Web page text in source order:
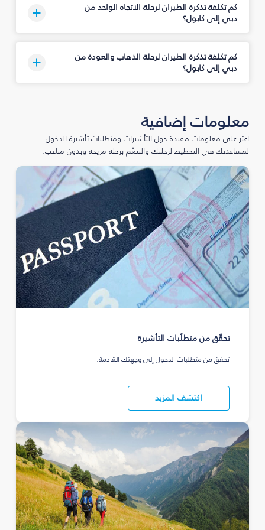
كم تكلفة تذكرة الطيران لرحلة الاتجاه الواحد من
دبي إلى كابول؟
كم تكلفة تذكرة الطيران لرحلة الذهاب والعودة من
دبي إلى كابول؟
معلومات إضافية
اعثر على معلومات مفيدة حول التأشيرات ومتطلبات تأشيرة الدخول
لمساعدتك في التخطيط لرحلتك والتنعّم برحلة مريحة وبدون متاعب.
تحقّق من متطلّبات التأشيرة
تحقق من متطلبات الدخول إلى وجهتك القادمة.
اكتشف المزيد